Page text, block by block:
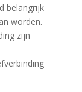
belangrijk
worden.
zijn